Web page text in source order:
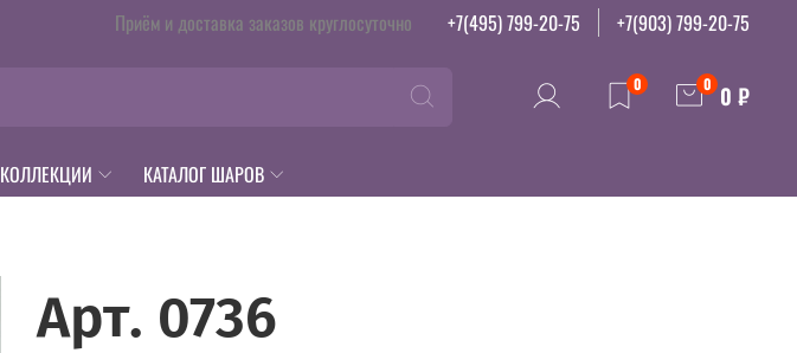
Приём и доставка заказов круглосуточно +7(495) 799-20-75 +7(903) 799-20-75
0 0 0 ₽
КОЛЛЕКЦИИ
КАТАЛОГ ШАРОВ
Арт. 0736